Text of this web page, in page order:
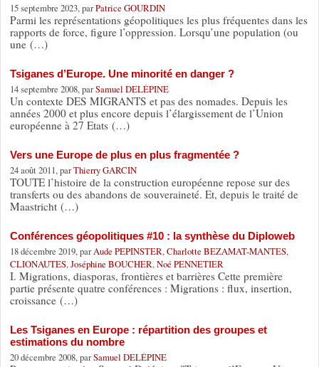
15 septembre 2023, parPatrice GOURDIN
Parmi les représentations géopolitiques les plus fréquentes dans les
rapports de force, figure l’oppression. Lorsqu’une population (ou
une (…)
Tsiganes d’Europe. Une minorité en danger ?
14 septembre 2008, parSamuel DELÉPINE
Un contexte DES MIGRANTS et pas des nomades. Depuis les
années 2000 et plus encore depuis l’élargissement de l’Union
européenne à 27 Etats (…)
Vers une Europe de plus en plus fragmentée ?
24 août 2011, parThierry GARCIN
TOUTE l’histoire de la construction européenne repose sur des
transferts ou des abandons de souveraineté. Et, depuis le traité de
Maastricht (…)
Conférences géopolitiques #10 : la synthèse du Diploweb
18 décembre 2019, parAude PEPINSTER, Charlotte BEZAMAT-MANTES,
CLIONAUTES, Joséphine BOUCHER, Noé PENNETIER
I. Migrations, diasporas, frontières et barrières Cette première
partie présente quatre conférences : Migrations : flux, insertion,
croissance (…)
Les Tsiganes en Europe : répartition des groupes et
estimations du nombre
20 décembre 2008, parSamuel DELÉPINE